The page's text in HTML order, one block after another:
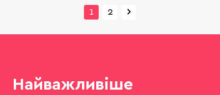
1 2 ›Next
Найважливіше